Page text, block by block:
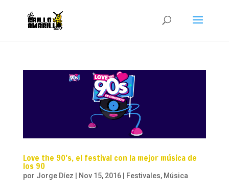
Love the 90’s, el festival con la mejor música de
los 90
por Jorge Díez Nov 15, 2016| Festivales, Música